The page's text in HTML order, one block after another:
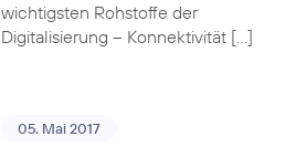
wichtigsten Rohstoffe der
Digitalisierung – Konnektivität […]
05. Mai 2017